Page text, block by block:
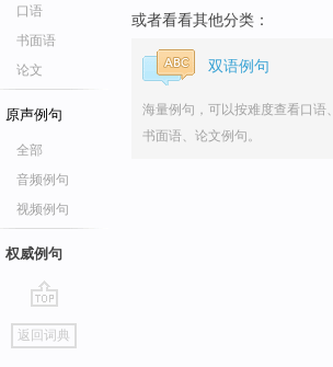
口语
书面语
论文
原声例句
全部
音频例句
视频例句
权威例句
go
top
返回词典
或者看看其他分类：
双语例句
海量例句，可以按难度查看口语、
书面语、论文例句。